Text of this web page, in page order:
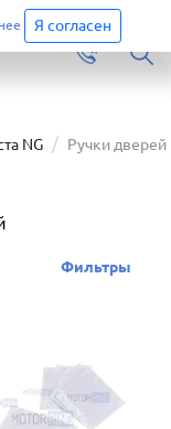
Перейти
NG Ручки дверей
Фильтры
Я согласен